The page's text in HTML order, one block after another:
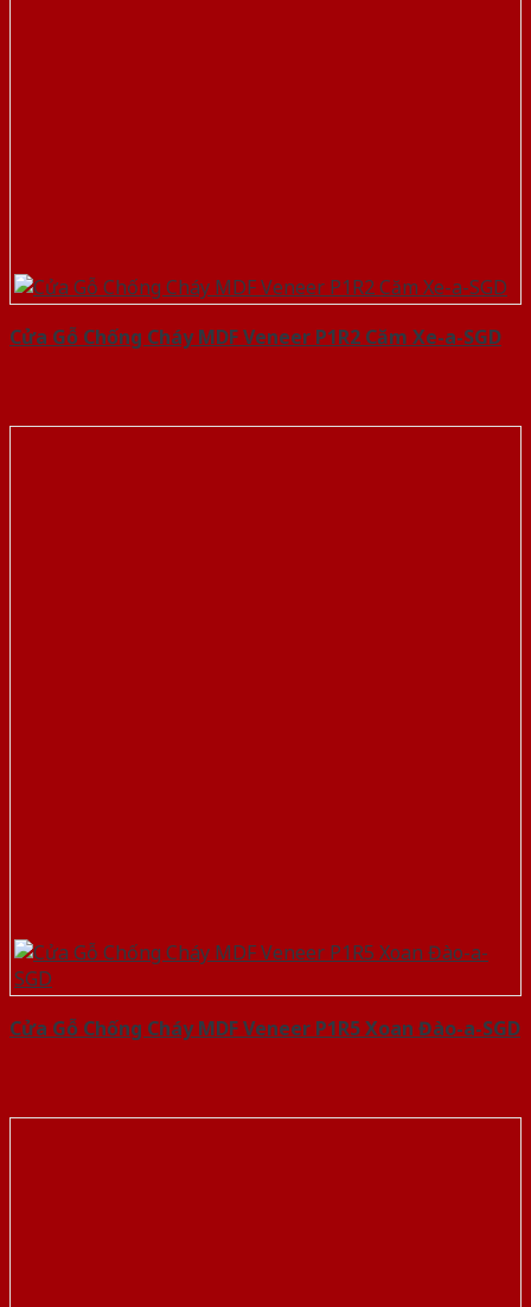
Cửa Gỗ Chống Cháy MDF Veneer P1R2 Căm Xe-a-SGD
Cửa Gỗ Chống Cháy MDF Veneer P1R5 Xoan Đào-a-SGD